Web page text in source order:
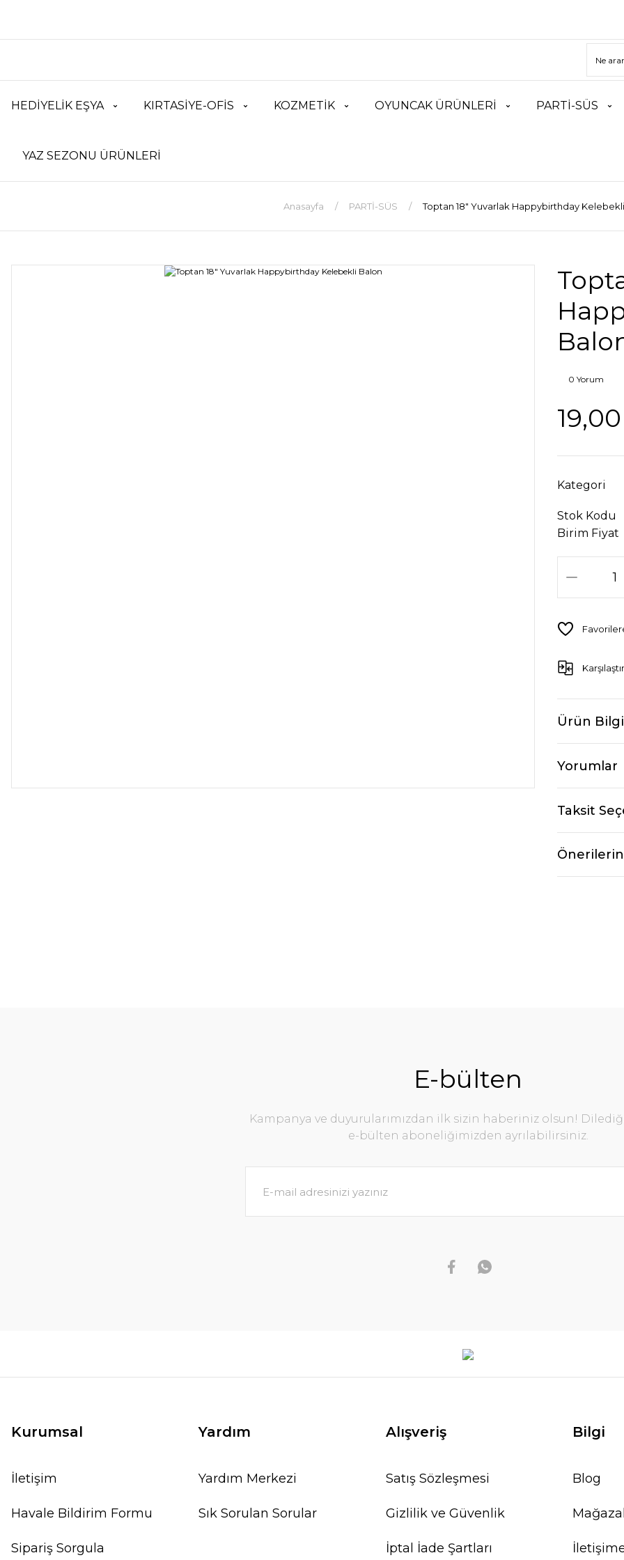
HEDİYELİK EŞYA KIRTASİYE-OFİS KOZMETİK OYUNCAK ÜRÜNLERİ PARTİ-SÜS
YAZ SEZONU ÜRÜNLERİ
Anasayfa PARTİ-SÜS Toptan 18″ Yuvarlak Happybirthday
0 Yorum
Kategori
Stok Kodu
Birim Fiyat
Karşılaştır
Ürün
Yorumlar
Taksit
E-bülten
Kampanya ve duyurularımızdan ilk sizin haberiniz olsun!
e-bülten aboneliğimizden ayrılabilirsiniz.
Kurumsal
İletişim
Havale Bildirim Formu
Sipariş Sorgula
Yardım
Yardım Merkezi
Sık Sorulan Sorular
Alışveriş
Satış Sözleşmesi
Gizlilik ve Güvenlik
İptal İade Şartları
Bilgi
Blog